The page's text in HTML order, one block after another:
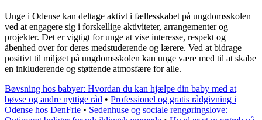
Unge i Odense kan deltage aktivt i fællesskabet på ungdomsskolen
ved at engagere sig i forskellige aktiviteter, arrangementer og
projekter. Det er vigtigt for unge at vise interesse, respekt og
åbenhed over for deres medstuderende og lærere. Ved at bidrage
positivt til miljøet på ungdomsskolen kan unge være med til at skabe
en inkluderende og støttende atmosfære for alle.
Bøvsning hos babyer: Hvordan du kan hjælpe din baby med at
bøvse og andre nyttige råd • Professionel og gratis rådgivning i
Odense hos DenFrie • Sedenhuse og sociale rengøringslove: